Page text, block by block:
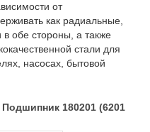
от
как радиальные,
в обе стороны, а также
стали для
насосах, бытовой
180201 (6201